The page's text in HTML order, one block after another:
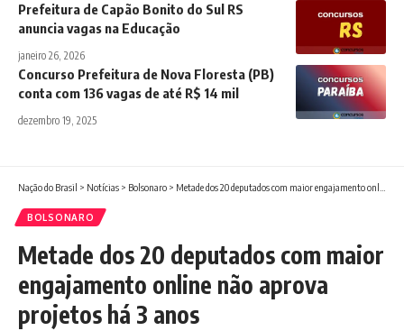
Prefeitura de Capão Bonito do Sul RS
anuncia vagas na Educação
janeiro 26, 2026
Concurso Prefeitura de Nova Floresta (PB)
conta com 136 vagas de até R$ 14 mil
dezembro 19, 2025
Nação do Brasil > Notícias > Bolsonaro > Metade dos 20 deputados com maior engajamento online não aprova projetos há 3 anos
BOLSONARO
Metade dos 20 deputados com maior
engajamento online não aprova
projetos há 3 anos